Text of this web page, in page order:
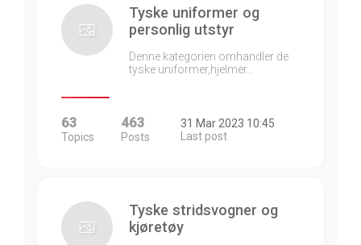
Tyske uniformer og
personlig utstyr
Denne kategorien omhandler de
tyske uniformer,hjelmer…
63
Topics
463
Posts
31 Mar 2023 10:45
Last post
Tyske stridsvogner og
kjøretøy